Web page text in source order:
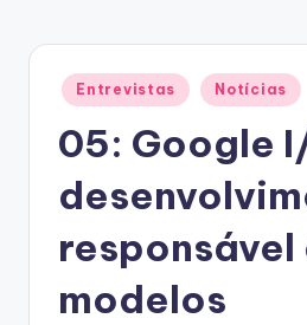
Posted
in
Entrevistas Notícias
05: Google
responsável
modelos